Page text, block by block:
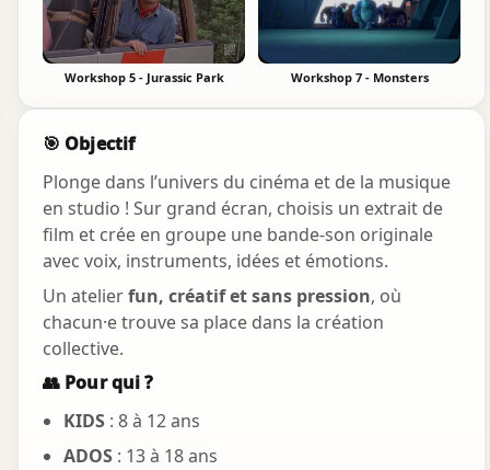
▶
Workshop 5 - Jurassic Park Workshop 7 - Monsters
🎯 Objectif
Plonge dans l’univers du cinéma et de la musique
en studio ! Sur grand écran, choisis un extrait de
film et crée en groupe une bande-son originale
avec voix, instruments, idées et émotions.
Un atelierfun, créatif et sans pression, où
chacun·e trouve sa place dans la création
collective.
👥 Pour qui ?
KIDS : 8 à 12 ans
ADOS : 13 à 18 ans